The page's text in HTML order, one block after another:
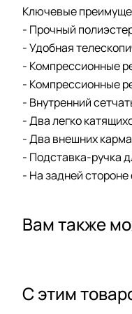
Ключевые
- Прочный
- Удобная
- Компрессионные
- Компрессионные
- Внутренний
- Два легко
- Два внешних
- Подставка-ручка
- На задней
Вам также
С этим